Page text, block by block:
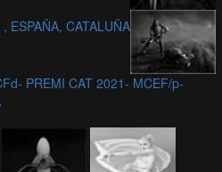
, ESPAÑA, CATALUÑA
PREMI CAT 2021- MCEF/p-